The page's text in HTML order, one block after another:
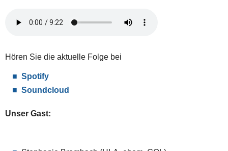
Hören Sie die aktuelle Folge bei
Spotify
Soundcloud
Unser Gast: